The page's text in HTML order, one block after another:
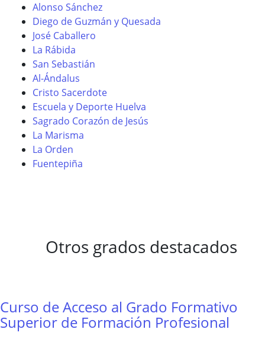
Alonso Sánchez
Diego de Guzmán y Quesada
José Caballero
La Rábida
San Sebastián
Al-Ándalus
Cristo Sacerdote
Escuela y Deporte Huelva
Sagrado Corazón de Jesús
La Marisma
La Orden
Fuentepiña
Otros grados destacados
Curso de Acceso al Grado Formativo
Superior de Formación Profesional